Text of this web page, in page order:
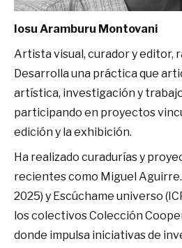
Iosu Aramburu Montovani
Artista visual, curador y editor,
Desarrolla una práctica que
artística, investigación y
participando en proyectos
edición y la exhibición.
Ha realizado curadurías y
recientes como Miguel Aguirre.
2025) y Escúchame universo
los colectivos Colección
donde impulsa iniciativas de